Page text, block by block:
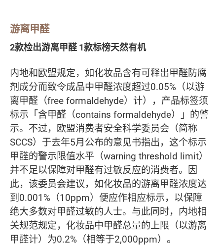
游离甲醛
2款检出游离甲醛 1款标榜天然有机
内地和欧盟规定，如化妆品含有可释出甲醛防腐
剂成分而致令成品中甲醛浓度超过0.05%（以游
离甲醛（free formaldehyde）计），产品标签须
标示「含甲醛（contains formaldehyde）」的警
示。不过，欧盟消费者安全科学委员会（简称
SCCS）于去年5月公布的意见书指出，这个标示
甲醛的警示限值水平（warning threshold limit）
并不足以保障对甲醛有过敏反应的消费者。因
此，该委员会建议，如化妆品的游离甲醛浓度达
到0.001%（10ppm）便应作相应标示，以保障
绝大多数对甲醛过敏的人士。与此同时，内地相
关规范规定，化妆品中甲醛总量的上限（以游离
甲醛计）为0.2%（相等于2,000ppm）。